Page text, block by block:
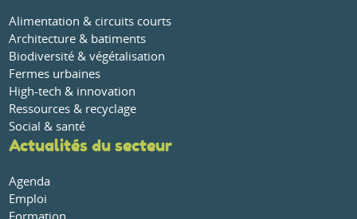
Alimentation & circuits courts
Architecture & batiments
Biodiversité & végétalisation
Fermes urbaines
High-tech & innovation
Ressources & recyclage
Social & santé
Actualités du secteur
Agenda
Emploi